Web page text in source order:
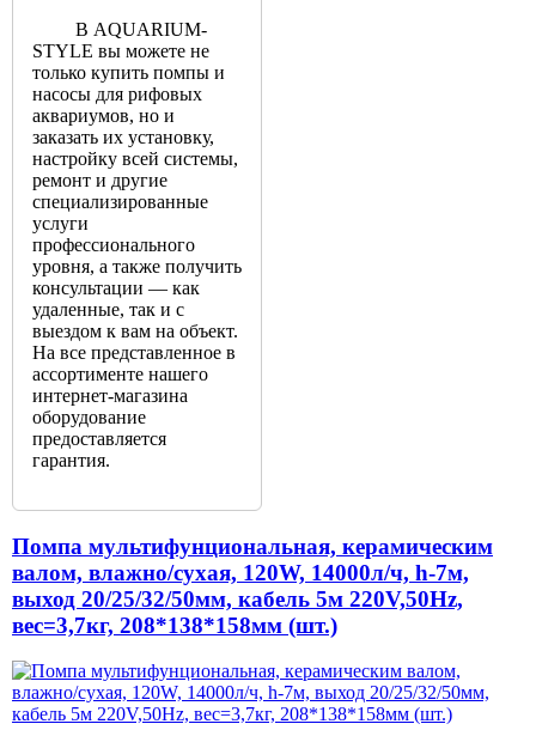
В AQUARIUM-
STYLE вы можете не
только купить помпы и
насосы для рифовых
аквариумов, но и
заказать их установку,
настройку всей системы,
ремонт и другие
специализированные
услуги
профессионального
уровня, а также получить
консультации — как
удаленные, так и с
выездом к вам на объект.
На все представленное в
ассортименте нашего
интернет-магазина
оборудование
предоставляется
гарантия.
Помпа мультифунциональная, керамическим
валом, влажно/сухая, 120W, 14000л/ч, h-7м,
выход 20/25/32/50мм, кабель 5м 220V,50Hz,
вес=3,7кг, 208*138*158мм (шт.)